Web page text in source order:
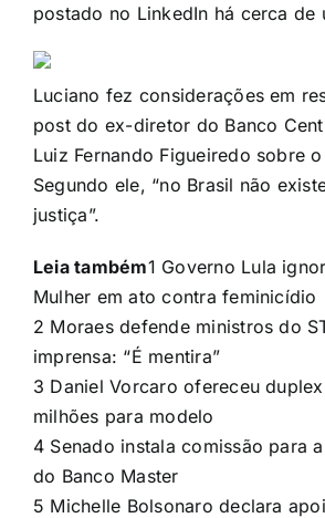
postado no LinkedIn há cerca de
Luciano fez considerações em
post do ex-diretor do Banco
Luiz Fernando Figueiredo sobre
Segundo ele, “no Brasil não
justiça”.
Leia também1 Governo Lula
Mulher em ato contra feminicídio
2 Moraes defende ministros do
imprensa: “É mentira”
3 Daniel Vorcaro ofereceu
milhões para modelo
4 Senado instala comissão para
do Banco Master
5 Michelle Bolsonaro declara